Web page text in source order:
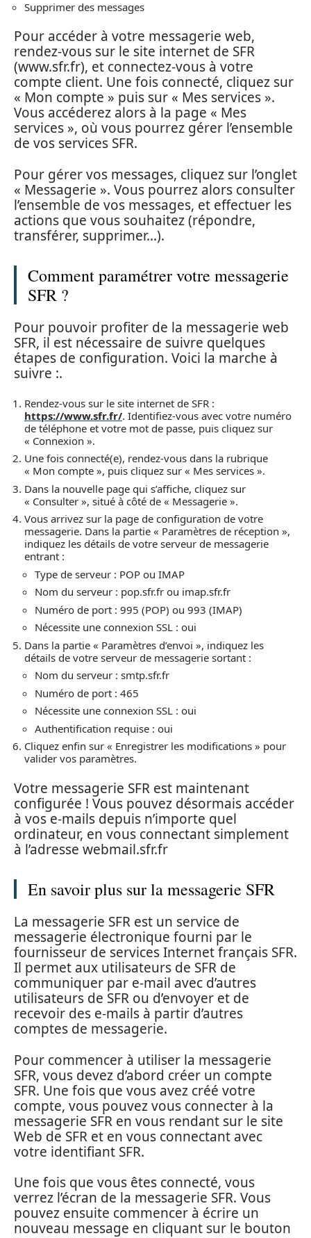
Supprimer des messages
Pour accéder à votre messagerie web,
rendez-vous sur le site internet de SFR
(www.sfr.fr), et connectez-vous à votre
compte client. Une fois connecté, cliquez sur
« Mon compte » puis sur « Mes services ».
Vous accéderez alors à la page « Mes
services », où vous pourrez gérer l’ensemble
de vos services SFR.
Pour gérer vos messages, cliquez sur l’onglet
« Messagerie ». Vous pourrez alors consulter
l’ensemble de vos messages, et effectuer les
actions que vous souhaitez (répondre,
transférer, supprimer…).
Comment paramétrer votre messagerie
SFR ?
Pour pouvoir profiter de la messagerie web
SFR, il est nécessaire de suivre quelques
étapes de configuration. Voici la marche à
suivre :.
Rendez-vous sur le site internet de SFR :
https://www.sfr.fr/. Identifiez-vous avec votre numéro
de téléphone et votre mot de passe, puis cliquez sur
« Connexion ».
Une fois connecté(e), rendez-vous dans la rubrique
« Mon compte », puis cliquez sur « Mes services ».
Dans la nouvelle page qui s’affiche, cliquez sur
« Consulter », situé à côté de « Messagerie ».
Vous arrivez sur la page de configuration de votre
messagerie. Dans la partie « Paramètres de réception »,
indiquez les détails de votre serveur de messagerie
entrant :
Type de serveur : POP ou IMAP
Nom du serveur : pop.sfr.fr ou imap.sfr.fr
Numéro de port : 995 (POP) ou 993 (IMAP)
Nécessite une connexion SSL : oui
Dans la partie « Paramètres d’envoi », indiquez les
détails de votre serveur de messagerie sortant :
Nom du serveur : smtp.sfr.fr
Numéro de port : 465
Nécessite une connexion SSL : oui
Authentification requise : oui
Cliquez enfin sur « Enregistrer les modifications » pour
valider vos paramètres.
Votre messagerie SFR est maintenant
configurée ! Vous pouvez désormais accéder
à vos e-mails depuis n’importe quel
ordinateur, en vous connectant simplement
à l’adresse webmail.sfr.fr
En savoir plus sur la messagerie SFR
La messagerie SFR est un service de
messagerie électronique fourni par le
fournisseur de services Internet français SFR.
Il permet aux utilisateurs de SFR de
communiquer par e-mail avec d’autres
utilisateurs de SFR ou d’envoyer et de
recevoir des e-mails à partir d’autres
comptes de messagerie.
Pour commencer à utiliser la messagerie
SFR, vous devez d’abord créer un compte
SFR. Une fois que vous avez créé votre
compte, vous pouvez vous connecter à la
messagerie SFR en vous rendant sur le site
Web de SFR et en vous connectant avec
votre identifiant SFR.
Une fois que vous êtes connecté, vous
verrez l’écran de la messagerie SFR. Vous
pouvez ensuite commencer à écrire un
nouveau message en cliquant sur le bouton